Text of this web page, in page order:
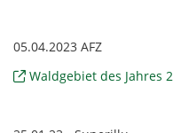
05.04.2023 AFZ
Waldgebiet des Jahres